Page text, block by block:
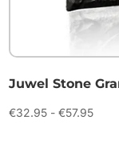
Juwel Stone
€32.95 - €57.95